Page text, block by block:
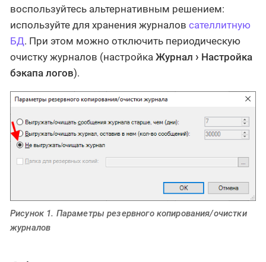
воспользуйтесь альтернативным решением:
используйте для хранения журналов сателлитную
БД. При этом можно отключить периодическую
очистку журналов (настройка Журнал
Настройка
бэкапа логов).
Рисунок 1. Параметры резервного копирования/очистки
журналов